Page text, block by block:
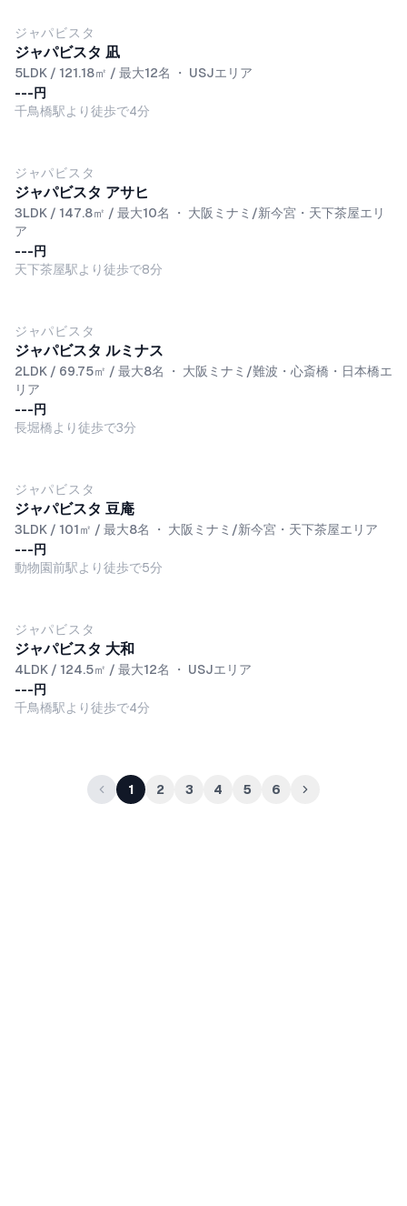
ジャパビスタ
ジャパビスタ 凪
5LDK / 121.18㎡ / 最大12名 ・ USJエリア
---円
千鳥橋駅より徒歩で4分
ジャパビスタ
ジャパビスタ アサヒ
3LDK / 147.8㎡ / 最大10名 ・ 大阪ミナミ/新今宮・天下茶屋エリ
ア
---円
天下茶屋駅より徒歩で8分
ジャパビスタ
ジャパビスタ ルミナス
2LDK / 69.75㎡ / 最大8名 ・ 大阪ミナミ/難波・心斎橋・日本橋エ
リア
---円
長堀橋より徒歩で3分
ジャパビスタ
ジャパビスタ 豆庵
3LDK / 101㎡ / 最大8名 ・ 大阪ミナミ/新今宮・天下茶屋エリア
---円
動物園前駅より徒歩で5分
ジャパビスタ
ジャパビスタ 大和
4LDK / 124.5㎡ / 最大12名 ・ USJエリア
---円
千鳥橋駅より徒歩で4分
1 2 3 4 5 6